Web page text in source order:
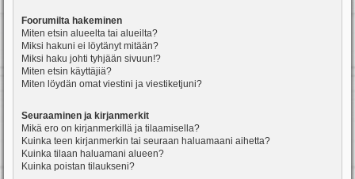
Foorumilta hakeminen
Miten etsin alueelta tai alueilta?
Miksi hakuni ei löytänyt mitään?
Miksi haku johti tyhjään sivuun!?
Miten etsin käyttäjiä?
Miten löydän omat viestini ja viestiketjuni?
Seuraaminen ja kirjanmerkit
Mikä ero on kirjanmerkillä ja tilaamisella?
Kuinka teen kirjanmerkin tai seuraan haluamaani aihetta?
Kuinka tilaan haluamani alueen?
Kuinka poistan tilaukseni?